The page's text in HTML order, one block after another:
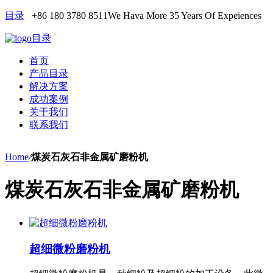
目录 +86 180 3780 8511We Hava More 35 Years Of Expeiences
目录
首页
产品目录
解决方案
成功案例
关于我们
联系我们
Home/煤炭石灰石非金属矿磨粉机
煤炭石灰石非金属矿磨粉机
超细微粉磨粉机